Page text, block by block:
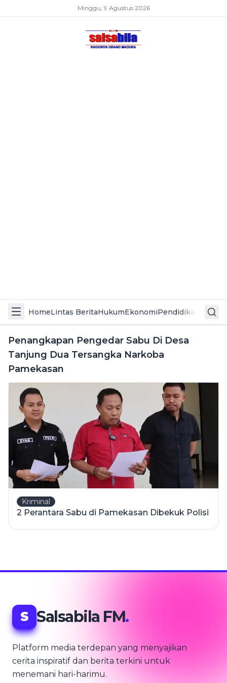
Minggu, 9 Agustus 2026
HomeLintas BeritaHukumEkonomiPendidikan Politik
Penangkapan Pengedar Sabu Di Desa
Tanjung Dua Tersangka Narkoba
Pamekasan
Kriminal
2 Perantara Sabu di Pamekasan Dibekuk Polisi
S Salsabila FM.
Platform media terdepan yang menyajikan
cerita inspiratif dan berita terkini untuk
menemani hari-harimu.